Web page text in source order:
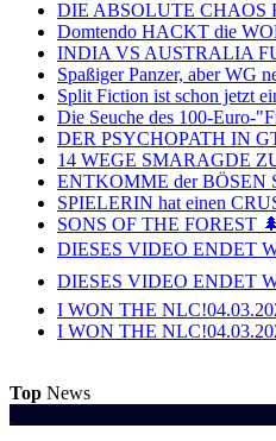
DIE ABSOLUTE CHAOS
Domtendo HACKT die
INDIA VS AUSTRALIA
Spaßiger Panzer, aber WG
Split Fiction ist schon jetzt
Die Seuche des 100-Euro-
DER PSYCHOPATH IN
14 WEGE SMARAGDE
ENTKOMME der BÖSEN
SPIELERIN hat einen
SONS OF THE FOREST
DIESES VIDEO ENDET
DIESES VIDEO ENDET
I WON THE NLC!
I WON THE NLC!
Top News